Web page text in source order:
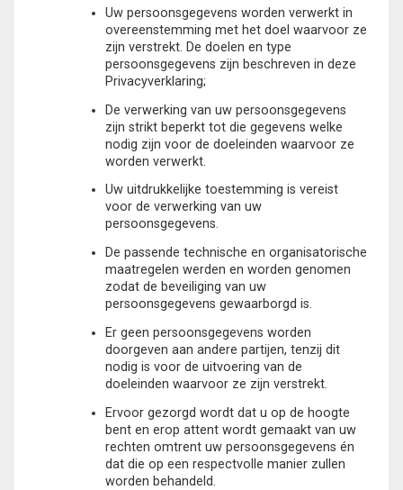
Uw persoonsgegevens worden verwerkt in
overeenstemming met het doel waarvoor ze
zijn verstrekt. De doelen en type
persoonsgegevens zijn beschreven in deze
Privacyverklaring;
De verwerking van uw persoonsgegevens
zijn strikt beperkt tot die gegevens welke
nodig zijn voor de doeleinden waarvoor ze
worden verwerkt.
Uw uitdrukkelijke toestemming is vereist
voor de verwerking van uw
persoonsgegevens.
De passende technische en organisatorische
maatregelen werden en worden genomen
zodat de beveiliging van uw
persoonsgegevens gewaarborgd is.
Er geen persoonsgegevens worden
doorgeven aan andere partijen, tenzij dit
nodig is voor de uitvoering van de
doeleinden waarvoor ze zijn verstrekt.
Ervoor gezorgd wordt dat u op de hoogte
bent en erop attent wordt gemaakt van uw
rechten omtrent uw persoonsgegevens én
dat die op een respectvolle manier zullen
worden behandeld.